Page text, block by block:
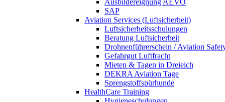
SAP
Aviation Services (Luftsicherheit)
Luftsicherheitsschulungen
Beratung Luftsicherheit
Drohnenführerschein / Aviation
Gefahrgut Luftfracht
Mieten & Tagen in Dreieich
DEKRA Aviation Tage
Sprengstoffspürhunde
HealthCare Training